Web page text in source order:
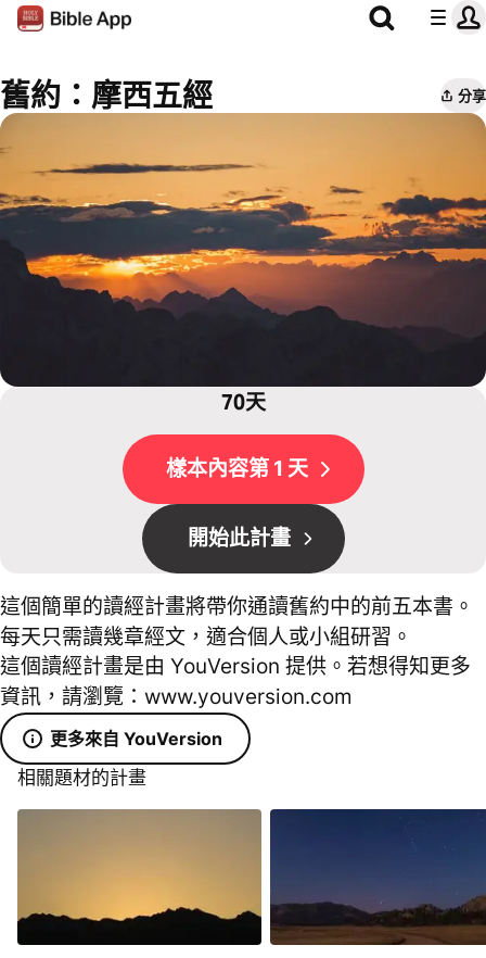
舊約：摩西五經 分享
70天
樣本內容第 1 天
開始此計畫
這個簡單的讀經計畫將帶你通讀舊約中的前五本書。
每天只需讀幾章經文，適合個人或小組研習。
這個讀經計畫是由 YouVersion 提供。若想得知更多
資訊，請瀏覽：www.youversion.com
更多來自 YouVersion
相關題材的計畫